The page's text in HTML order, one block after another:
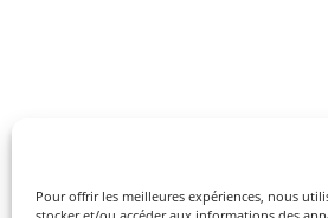
Pour offrir les meilleures expériences, nous